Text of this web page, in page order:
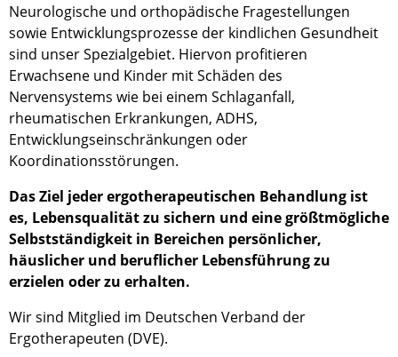
Neurologische und orthopädische Fragestellungen
sowie Entwicklungsprozesse der kindlichen Gesundheit
sind unser Spezialgebiet. Hiervon profitieren
Erwachsene und Kinder mit Schäden des
Nervensystems wie bei einem Schlaganfall,
rheumatischen Erkrankungen, ADHS,
Entwicklungseinschränkungen oder
Koordinationsstörungen.
Das Ziel jeder ergotherapeutischen Behandlung ist
es, Lebensqualität zu sichern und eine größtmögliche
Selbstständigkeit in Bereichen persönlicher,
häuslicher und beruflicher Lebensführung zu
erzielen oder zu erhalten.
Wir sind Mitglied im Deutschen Verband der
Ergotherapeuten (DVE).